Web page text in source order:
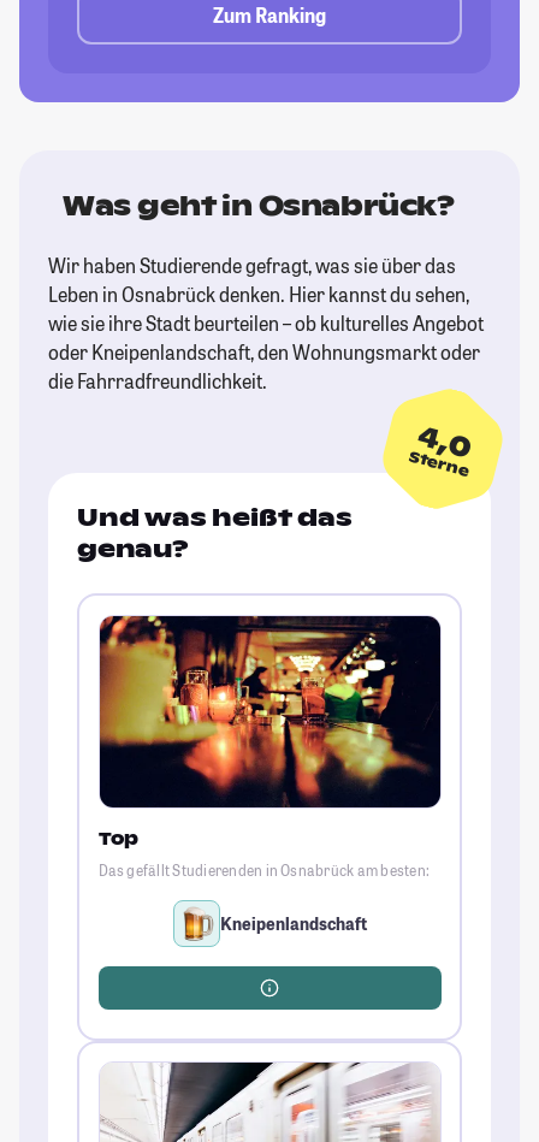
Zum Ranking
Was geht in Osnabrück?
Wir haben Studierende gefragt, was sie über das
Leben in Osnabrück denken. Hier kannst du sehen,
wie sie ihre Stadt beurteilen – ob kulturelles Angebot
oder Kneipenlandschaft, den Wohnungsmarkt oder
die Fahrradfreundlichkeit.
4,0
Sterne
Und was heißt das
genau?
Top
Das gefällt Studierenden in Osnabrück am besten:
Kneipenlandschaft